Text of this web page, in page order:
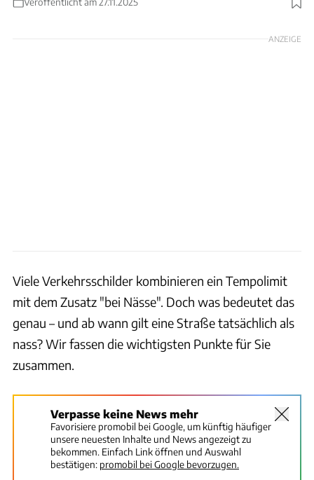
Foto: Ingolf Pompe
ANZEIGE
Viele Verkehrsschilder kombinieren ein Tempolimit
mit dem Zusatz "bei Nässe". Doch was bedeutet das
genau – und ab wann gilt eine Straße tatsächlich als
nass? Wir fassen die wichtigsten Punkte für Sie
zusammen.
Verpasse keine News mehr
Favorisiere promobil bei Google, um künftig häufiger
unsere neuesten Inhalte und News angezeigt zu
bekommen. Einfach Link öffnen und Auswahl
bestätigen: promobil bei Google bevorzugen.